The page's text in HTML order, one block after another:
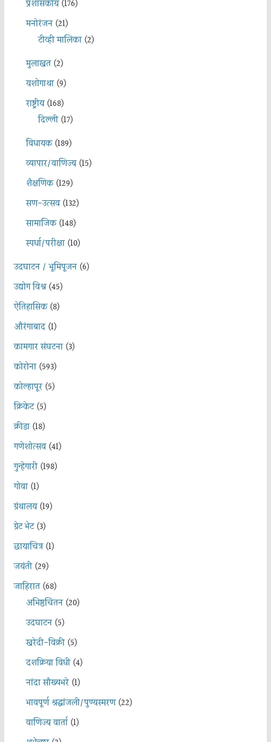
प्रशासकीय(176)
मनोरंजन(21)
टीव्ही मालिका(2)
मुलाखत(2)
यशोगाथा(9)
राष्ट्रीय(168)
दिल्ली(17)
विधायक(189)
व्यापार/वाणिज्य(15)
शैक्षणिक(129)
सण-उत्सव(132)
सामाजिक(148)
स्पर्धा/परीक्षा(10)
उदघाटन / भूमिपूजन(6)
उद्योग विश्व(45)
ऐतिहासिक(8)
औरंगाबाद(1)
कामगार संघटना(3)
कोरोना(593)
कोल्हापूर(5)
क्रिकेट(5)
क्रीडा(18)
गणेशोत्सव(41)
गुन्हेगारी(198)
गोवा(1)
ग्रंथालय(19)
ग्रेट भेट(3)
छायाचित्र(1)
जयंती(29)
जाहिरात(68)
अभिष्ठचिंतन(20)
उदघाटन(5)
खरेदी-विक्री(5)
दशक्रिया विधी(4)
नांदा सौख्यभरे(1)
भावपूर्ण श्रद्धांजली/पुण्यस्मरण(22)
वाणिज्य वार्ता(1)